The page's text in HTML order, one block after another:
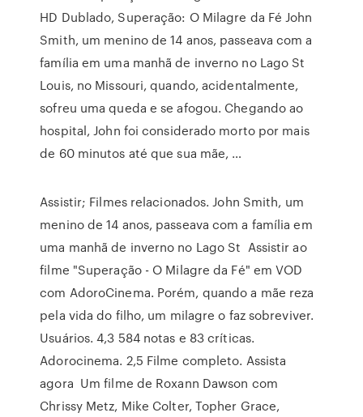
HD Dublado, Superação: O Milagre da Fé John
Smith, um menino de 14 anos, passeava com a
família em uma manhã de inverno no Lago St
Louis, no Missouri, quando, acidentalmente,
sofreu uma queda e se afogou. Chegando ao
hospital, John foi considerado morto por mais
de 60 minutos até que sua mãe, …
Assistir; Filmes relacionados. John Smith, um
menino de 14 anos, passeava com a família em
uma manhã de inverno no Lago St Assistir ao
filme "Superação - O Milagre da Fé" em VOD
com AdoroCinema. Porém, quando a mãe reza
pela vida do filho, um milagre o faz sobreviver.
Usuários. 4,3 584 notas e 83 críticas.
Adorocinema. 2,5 Filme completo. Assista
agora Um filme de Roxann Dawson com
Chrissy Metz, Mike Colter, Topher Grace,